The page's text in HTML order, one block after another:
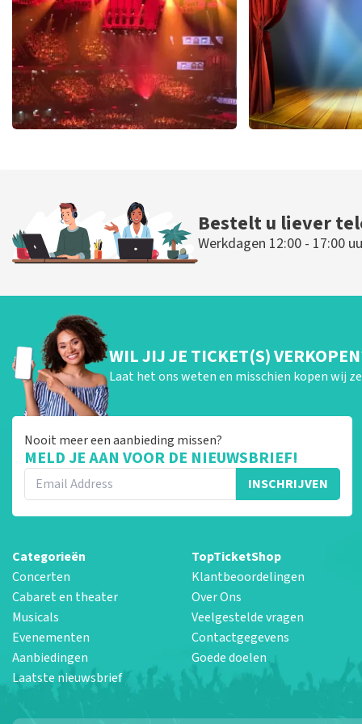
BESTEL NU BESTEL NU
BESTEL NU
Bestelt u liever
Werkdagen 12:00 - 17:00
WIL JIJ JE TICKET(S)
Laat het ons weten en misschien kopen wij
Nooit meer een aanbieding missen?
MELD JE AAN VOOR DE NIEUWSBRIEF!
INSCHRIJVEN
Categorieën
Concerten
Cabaret en theater
Musicals
Evenementen
Aanbiedingen
Laatste nieuwsbrief
TopTicketShop
Klantbeoordelingen
Over Ons
Veelgestelde vragen
Contactgegevens
Goede doelen